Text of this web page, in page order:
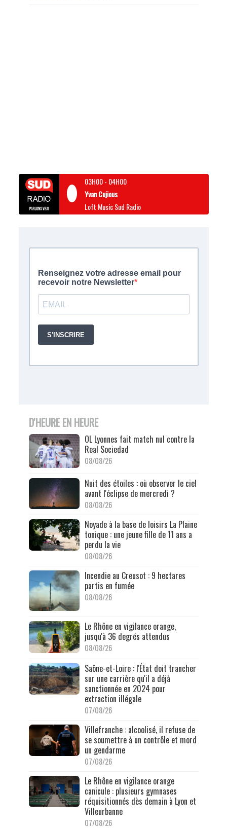
03H00- 04H00
Yvan Cujious
Loft Music Sud Radio
D'HEURE EN HEURE
OL Lyonnes fait match nul contre la
Real Sociedad
08/08/26
Nuit des étoiles : où observer le ciel
avant l'éclipse de mercredi ?
08/08/26
Noyade à la base de loisirs La Plaine
tonique : une jeune fille de 11 ans a
perdu la vie
08/08/26
Incendie au Creusot : 9 hectares
partis en fumée
08/08/26
Le Rhône en vigilance orange,
jusqu'à 36 degrés attendus
08/08/26
Saône-et-Loire : l'État doit trancher
sur une carrière qu'il a déjà
sanctionnée en 2024 pour
extraction illégale
07/08/26
Villefranche : alcoolisé, il refuse de
se soumettre à un contrôle et mord
un gendarme
07/08/26
Le Rhône en vigilance orange
canicule : plusieurs gymnases
réquisitionnés dès demain à Lyon et
Villeurbanne
07/08/26